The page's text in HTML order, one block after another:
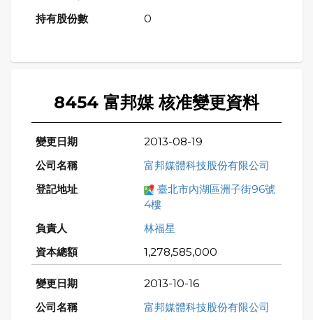
0
8454 富邦媒 核准變更資料
2013-08-19
富邦媒體科技股份有限公司
臺北市內湖區洲子街96號
4樓
林福星
1,278,585,000
2013-10-16
富邦媒體科技股份有限公司